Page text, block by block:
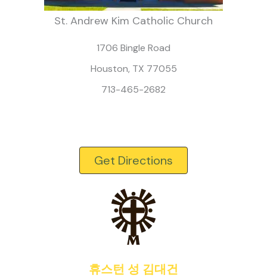
St. Andrew Kim Catholic Church
1706 Bingle Road
Houston, TX 77055
713-465-2682
Get Directions
휴스턴 성 김대건